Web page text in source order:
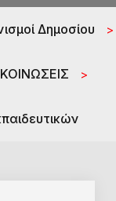
Δημοσίου >
>